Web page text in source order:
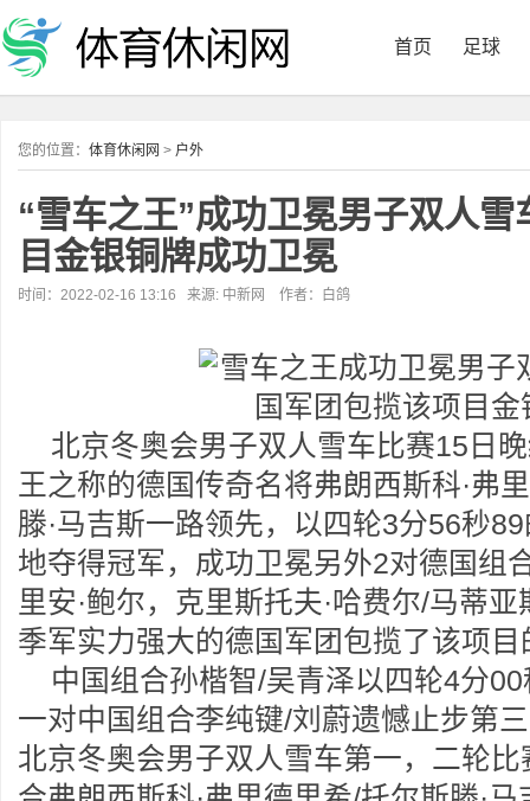
首页 足球
您的位置： 体育休闲网 > 户外
“雪车之王”成功卫冕男子双人
目金银铜牌成功卫冕
时间：2022-02-16 13:16 来源: 中新网 作者：白鸽
北京冬奥会男子双人雪车比赛15日
王之称的德国传奇名将弗朗西斯科·弗
滕·马吉斯一路领先，以四轮3分56秒
地夺得冠军，成功卫冕另外2对德国组
里安·鲍尔，克里斯托夫·哈费尔/马蒂
季军实力强大的德国军团包揽了该项目
中国组合孙楷智/吴青泽以四轮4分
一对中国组合李纯键/刘蔚遗憾止步第
北京冬奥会男子双人雪车第一，二轮